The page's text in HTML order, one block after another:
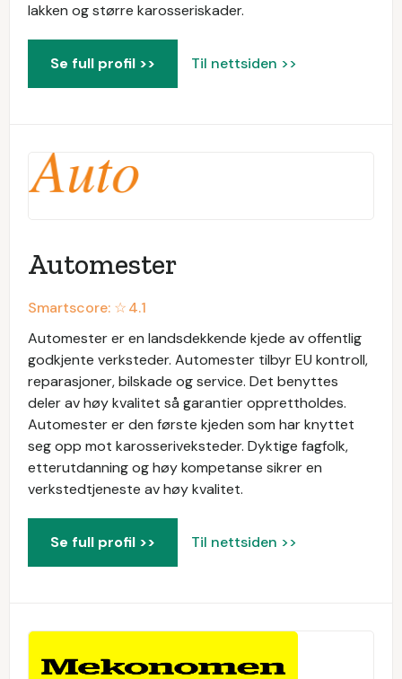
lakken og større karosseriskader.
Se full profil >> Til nettsiden >>
Automester
Smartscore: ☆4.1
Automester er en landsdekkende kjede av offentlig
godkjente verksteder. Automester tilbyr EU kontroll,
reparasjoner, bilskade og service. Det benyttes
deler av høy kvalitet så garantier opprettholdes.
Automester er den første kjeden som har knyttet
seg opp mot karosseriveksteder. Dyktige fagfolk,
etterutdanning og høy kompetanse sikrer en
verkstedtjeneste av høy kvalitet.
Se full profil >> Til nettsiden >>